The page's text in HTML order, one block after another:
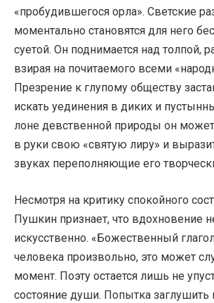
«пробудившегося орла». Светские
моментально становятся для него
суетой. Он поднимается над толпой,
взирая на почитаемого всеми
Презрение к глупому обществу
искать уединения в диких и
лоне девственной природы он
в руки свою «святую лиру» и
звуках переполняющие его
Несмотря на критику спокойного
Пушкин признает, что вдохновение
искусственно. «Божественный
человека произвольно, это может
момент. Поэту остается лишь не
состояние души. Попытка заглушить